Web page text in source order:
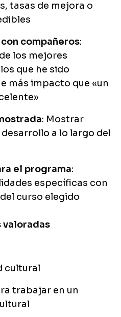
tasas de mejora o
compañeros:
los mejores
que he sido
más impacto que «un
: Mostrar
a lo largo del
el programa:
específicas con
curso elegido
valoradas
cultural
trabajar en un